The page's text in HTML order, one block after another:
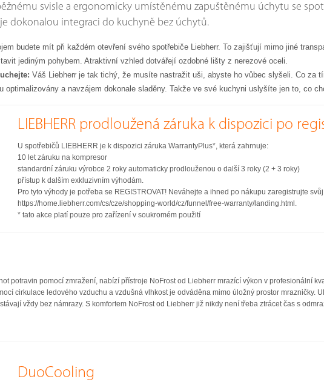
svisle a ergonomicky umístěnému zapuštěnému úchytu se
dokonalou integraci do kuchyně bez úchytů.
budete mít při každém otevření svého spotřebiče Liebherr. To zajišťují mimo jiné
jediným pohybem. Atraktivní vzhled dotvářejí ozdobné lišty z nerezové oceli.
Váš Liebherr je tak tichý, že musíte nastražit uši, abyste ho vůbec slyšeli. Co za
optimalizovány a navzájem dokonale sladěny. Takže ve své kuchyni uslyšíte jen to, co
LIEBHERR prodloužená záruka k dispozici po
U spotřebičů LIEBHERR je k dispozici záruka WarrantyPlus*, která zahrnuje:
10 let záruku na kompresor
standardní záruku výrobce 2 roky automaticky prodlouženou o další 3 roky (2 + 3 roky)
přístup k dalším exkluzivním výhodám.
Pro tyto výhody je potřeba se REGISTROVAT! Neváhejte a ihned po nákupu zaregistrujte
https://home.liebherr.com/cs/cze/shopping-world/cz/funnel/free-warranty/landing.html.
* tato akce platí pouze pro zařízení v soukromém použití
potravin pomocí zmražení, nabízí přístroje NoFrost od Liebherr mrazící výkon v profesionální
cirkulace ledového vzduchu a vzdušná vlhkost je odváděna mimo úložný prostor mrazničky.
vždy bez námrazy. S komfortem NoFrost od Liebherr již nikdy není třeba ztrácet čas s
DuoCooling